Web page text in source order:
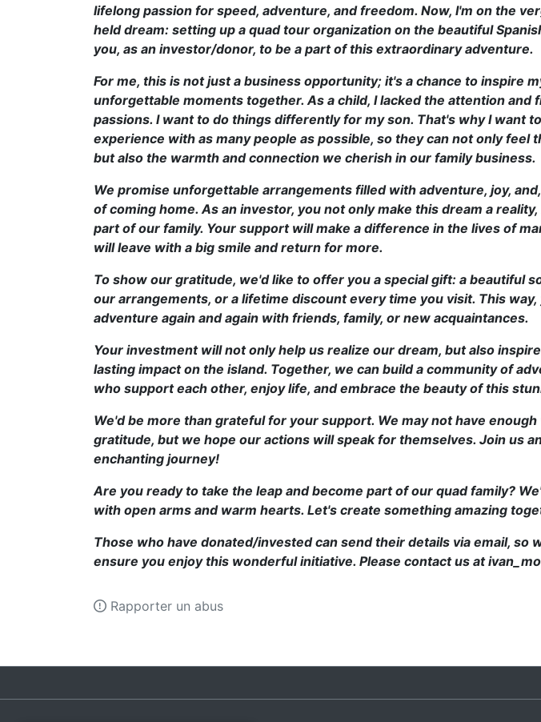
lifelong passion for speed, adventure, and freedom. Now, I'm on the
held dream: setting up a quad tour organization on the beautiful
you, as an investor/donor, to be a part of this extraordinary adventure.
For me, this is not just a business opportunity; it's a chance to inspire
unforgettable moments together. As a child, I lacked the attention and
passions. I want to do things differently for my son. That's why I want
experience with as many people as possible, so they can not only feel
but also the warmth and connection we cherish in our family business.
We promise unforgettable arrangements filled with adventure, joy,
of coming home. As an investor, you not only make this dream a
part of our family. Your support will make a difference in the lives of
will leave with a big smile and return for more.
To show our gratitude, we'd like to offer you a special gift: a beautiful
our arrangements, or a lifetime discount every time you visit. This way,
adventure again and again with friends, family, or new acquaintances.
Your investment will not only help us realize our dream, but also
lasting impact on the island. Together, we can build a community of
who support each other, enjoy life, and embrace the beauty of this
We'd be more than grateful for your support. We may not have
gratitude, but we hope our actions will speak for themselves. Join us
enchanting journey!
Are you ready to take the leap and become part of our quad family?
with open arms and warm hearts. Let's create something amazing
Those who have donated/invested can send their details via email, so
ensure you enjoy this wonderful initiative. Please contact us at
Rapporter un abus